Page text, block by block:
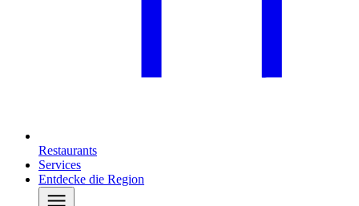
Restaurants
Services
Entdecke die Region